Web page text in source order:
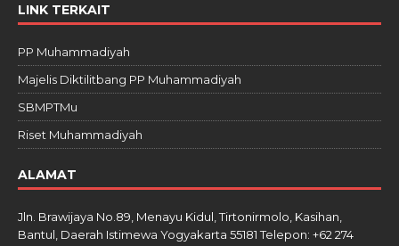
LINK TERKAIT
PP Muhammadiyah
Majelis Diktilitbang PP Muhammadiyah
SBMPTMu
Riset Muhammadiyah
ALAMAT
Jln. Brawijaya No.89, Menayu Kidul, Tirtonirmolo, Kasihan,
Bantul, Daerah Istimewa Yogyakarta 55181 Telepon: +62 274